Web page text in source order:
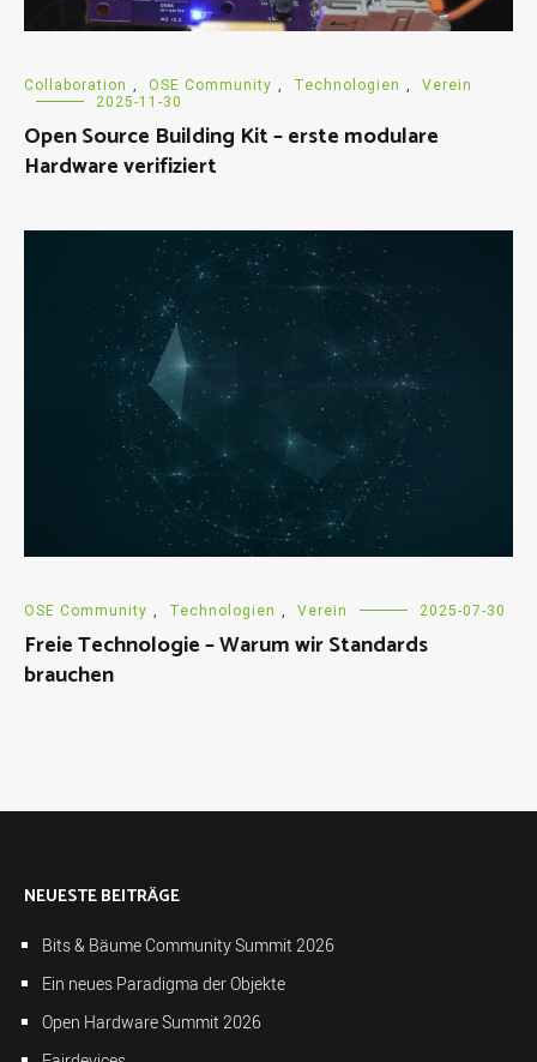
Collaboration OSE Community Technologien
Verein
2025-11-30
Open Source Building Kit – erste modulare
Hardware verifiziert
OSE Community Technologien Verein 2025-07-30
Freie Technologie – Warum wir Standards
brauchen
NEUESTE BEITRÄGE
Bits & Bäume Community Summit 2026
Ein neues Paradigma der Objekte
Open Hardware Summit 2026